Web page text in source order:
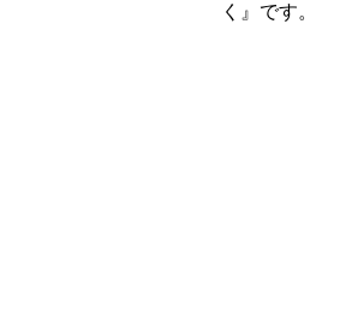
く』です。